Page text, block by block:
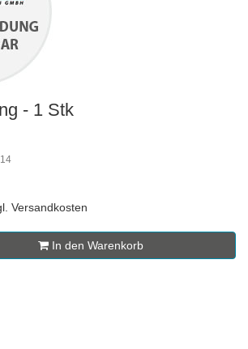
- 1 Stk
Versandkosten
In den Warenkorb